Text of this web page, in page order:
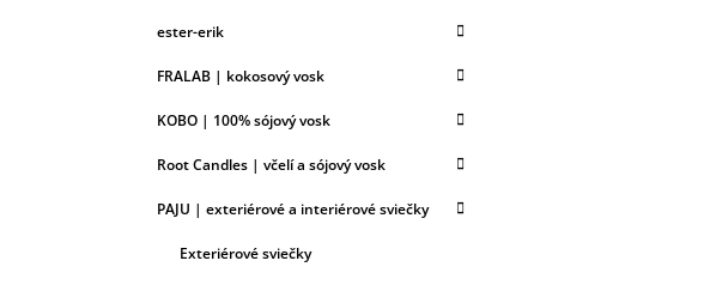
ester-erik
FRALAB | kokosový vosk
KOBO | 100% sójový vosk
Root Candles | včelí a sójový vosk
PAJU | exteriérové a interiérové sviečky
Exteriérové sviečky